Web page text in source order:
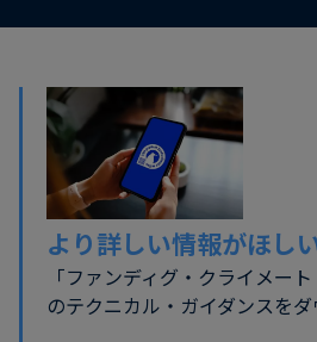
より詳しい情報がほし
「ファンディグ・クライメー
のテクニカル・ガイダンスを